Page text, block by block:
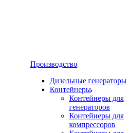
Производство
Дизельные генераторы
Контейнеры
Контейнеры для
генераторов
Контейнеры для
компрессоров